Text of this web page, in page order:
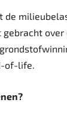
de
gebracht over
of-life.